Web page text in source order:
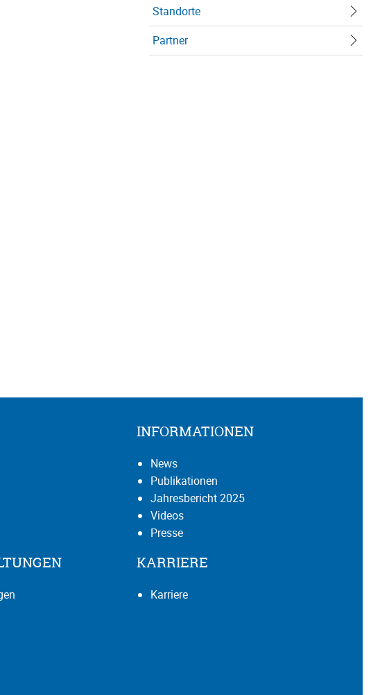
Standorte
Partner
INFORMATIONEN
News
Publikationen
Jahresbericht 2025
Videos
Presse
KARRIERE
Karriere